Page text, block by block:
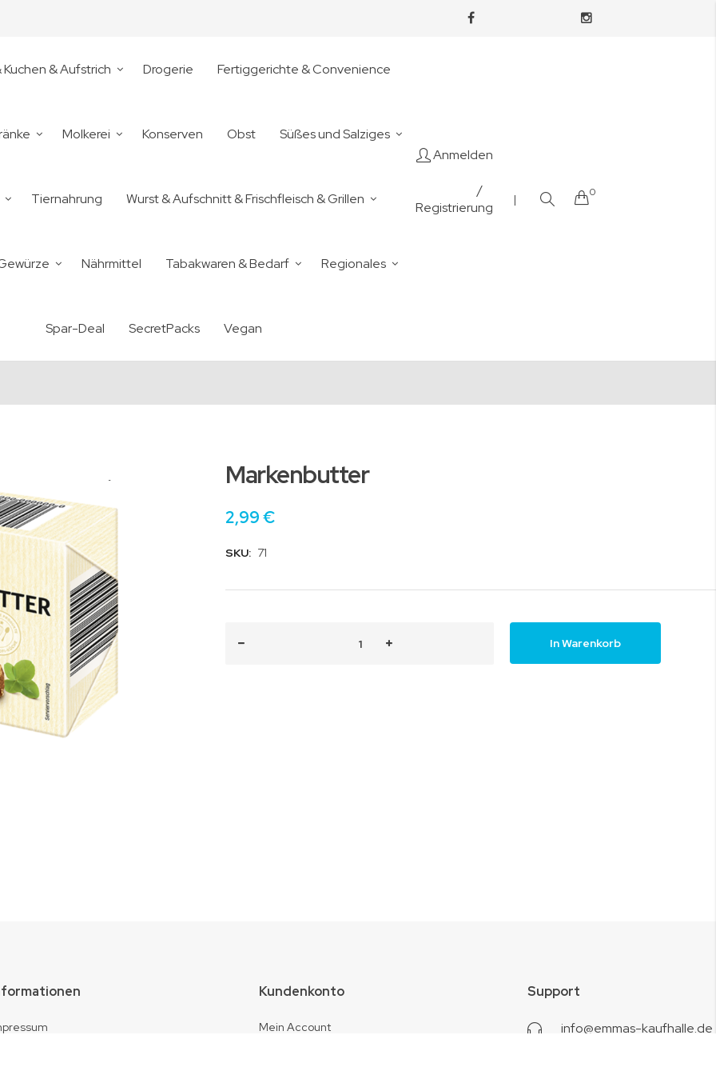
& Aufstrich Drogerie Fertiggerichte & Convenience
Molkerei Konserven Obst Süßes und Salziges
Tiernahrung Wurst & Aufschnitt & Frischfleisch & Grillen
Nährmittel Tabakwaren & Bedarf Regionales
Spar-Deal SecretPacks Vegan
Anmelden
/
Registrierung
| Cart
0
Markenbutter
2,99 €
SKU: 71
In Warenkorb
Kundenkonto
Mein Account
Support
info@emmas-kaufhalle.de